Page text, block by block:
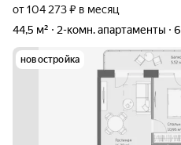
от 104 273 ₽ в месяц
44,5 м²
2-комн. апартаменты 6
новостройка